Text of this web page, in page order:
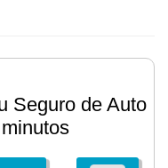
Seguro de Auto